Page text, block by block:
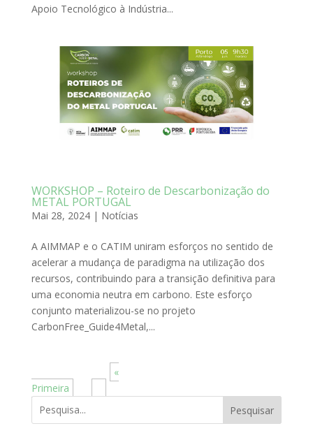
Apoio Tecnológico à Indústria...
WORKSHOP – Roteiro de Descarbonização do
METAL PORTUGAL
Mai 28, 2024| Notícias
A AIMMAP e o CATIM uniram esforços no sentido de
acelerar a mudança de paradigma na utilização dos
recursos, contribuindo para a transição definitiva para
uma economia neutra em carbono. Este esforço
conjunto materializou-se no projeto
CarbonFree_Guide4Metal,...
«
Primeira
Pesquisar